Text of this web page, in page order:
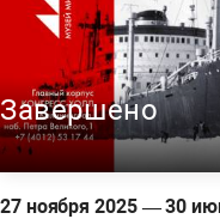
27 ноября 2025 — 30
Завершено